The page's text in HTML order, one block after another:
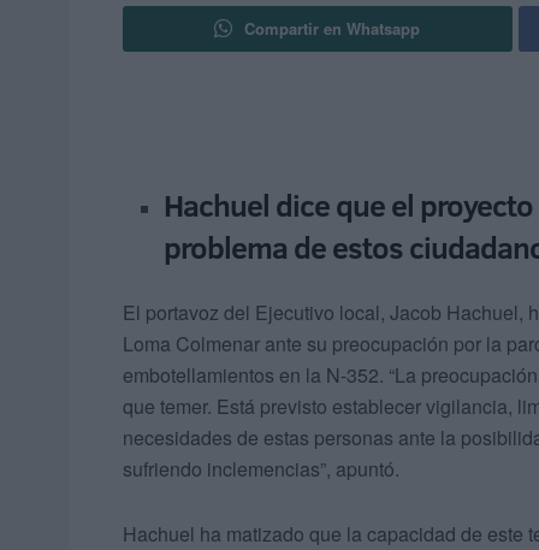
Compartir en Whatsapp
Hachuel dice que el
problema de estos
El portavoz del Ejecutivo local, Jacob Hachuel,
Loma Colmenar ante su preocupación por la
embotellamientos en la N-352. “La
que temer. Está previsto establecer vigilancia,
necesidades de estas personas ante la
sufriendo inclemencias”, apuntó.
Hachuel ha matizado que la capacidad de este